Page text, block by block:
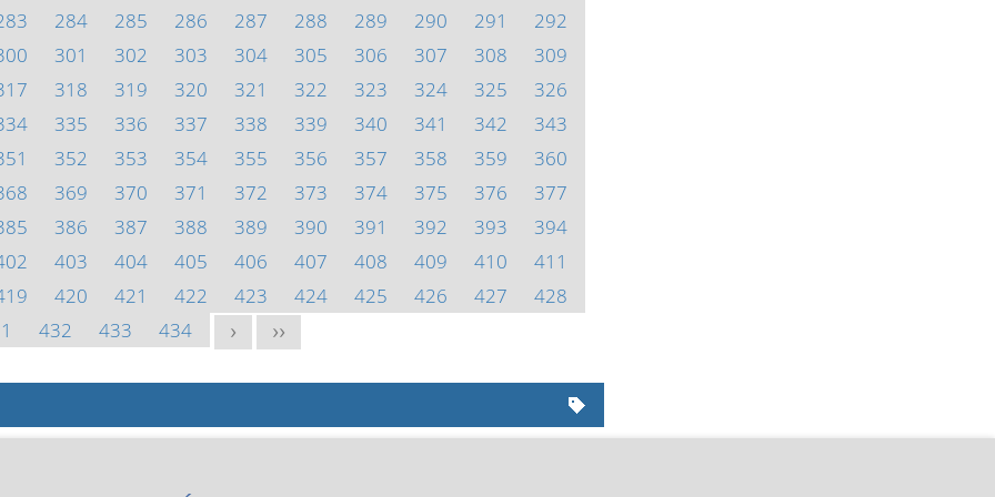
284 285 286 287 288 289 290 291
292
301 302 303 304 305 306 307 308
309
318 319 320 321 322 323 324 325
326
335 336 337 338 339 340 341 342
343
352 353 354 355 356 357 358 359
360
369 370 371 372 373 374 375 376
377
386 387 388 389 390 391 392 393
394
403 404 405 406 407 408 409 410
411
420 421 422 423 424 425 426 427
428
432 433 434 > >>